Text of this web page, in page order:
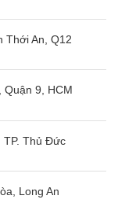
mì ống/mì Ý,
thịt BBQ.
đặt chương
Thới An, Q12
9, HCM
TP. Thủ Đức
Long An